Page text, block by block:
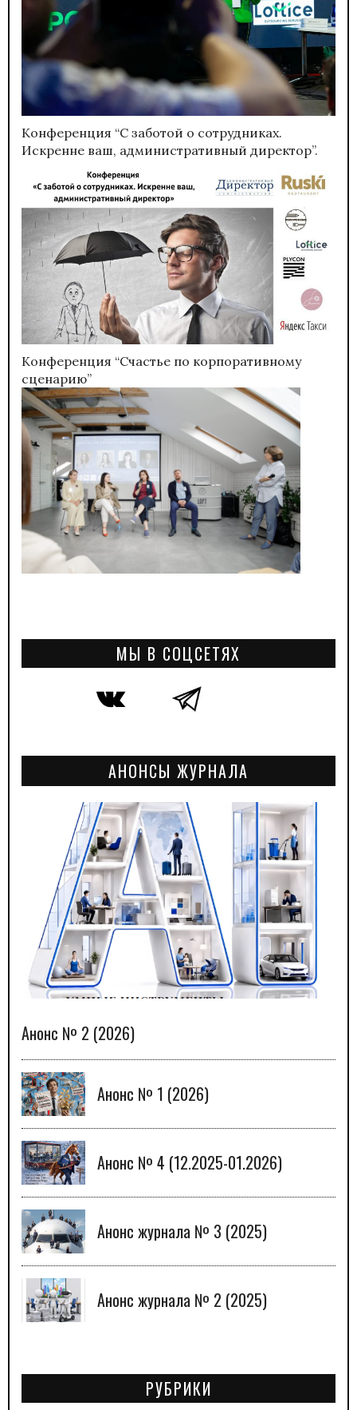
Конференция “С заботой о сотрудниках.
Искренне ваш, административный директор”.
Конференция “Счастье по корпоративному
сценарию”
МЫ В СОЦСЕТЯХ
АНОНСЫ ЖУРНАЛА
Анонс № 2 (2026)
Анонс № 1 (2026)
Анонс № 4 (12.2025-01.2026)
Анонс журнала № 3 (2025)
Анонс журнала № 2 (2025)
РУБРИКИ